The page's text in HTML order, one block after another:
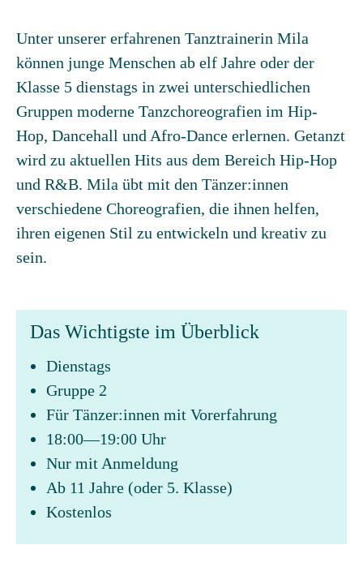
Unter unserer erfahrenen Tanztrainerin Mila
können junge Menschen ab elf Jahre oder der
Klasse 5 dienstags in zwei unterschiedlichen
Gruppen moderne Tanzchoreografien im Hip-
Hop, Dancehall und Afro-Dance erlernen. Getanzt
wird zu aktuellen Hits aus dem Bereich Hip-Hop
und R&B. Mila übt mit den Tänzer:innen
verschiedene Choreografien, die ihnen helfen,
ihren eigenen Stil zu entwickeln und kreativ zu
sein.
Das Wichtigste im Überblick
Dienstags
Gruppe 2
Für Tänzer:innen mit Vorerfahrung
18:00—19:00 Uhr
Nur mit Anmeldung
Ab 11 Jahre (oder 5. Klasse)
Kostenlos